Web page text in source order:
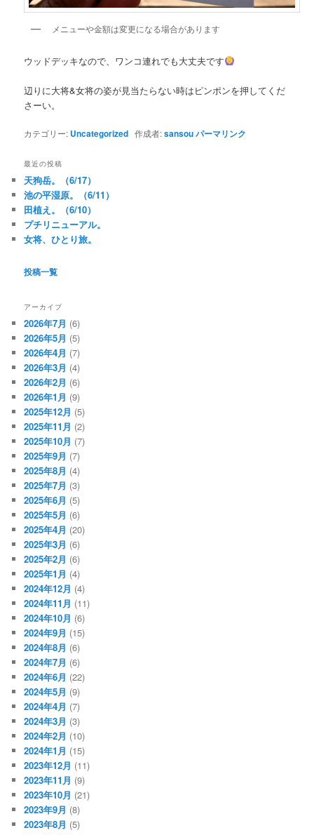
メニューや金額は変更になる場合があります
ウッドデッキなので、ワンコ連れでも大丈夫です
辺りに大将&女将の姿が見当たらない時はピンポンを押してくだ
さーい。
カテゴリー: Uncategorized 作成者:sansouパーマリンク
最近の投稿
天狗岳。（6/17）
池の平湿原。（6/11）
田植え。（6/10）
プチリニューアル。
女将、ひとり旅。
投稿一覧
アーカイブ
2026年7月 (6)
2026年5月 (5)
2026年4月 (7)
2026年3月 (4)
2026年2月 (6)
2026年1月 (9)
2025年12月 (5)
2025年11月 (2)
2025年10月 (7)
2025年9月 (7)
2025年8月 (4)
2025年7月 (3)
2025年6月 (5)
2025年5月 (6)
2025年4月 (20)
2025年3月 (6)
2025年2月 (6)
2025年1月 (4)
2024年12月 (4)
2024年11月 (11)
2024年10月 (6)
2024年9月 (15)
2024年8月 (6)
2024年7月 (6)
2024年6月 (22)
2024年5月 (9)
2024年4月 (7)
2024年3月 (3)
2024年2月 (10)
2024年1月 (15)
2023年12月 (11)
2023年11月 (9)
2023年10月 (21)
2023年9月 (8)
2023年8月 (5)